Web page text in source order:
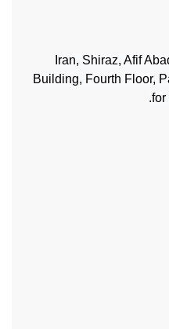
Iran, Shiraz, Afif
Building, Fourth Floor,
for